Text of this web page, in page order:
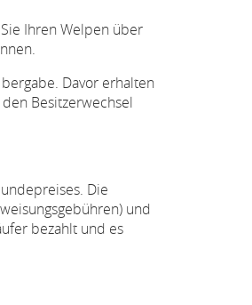
Ihren Welpen über
Davor erhalten
Besitzerwechsel
Die
und
bezahlt und es